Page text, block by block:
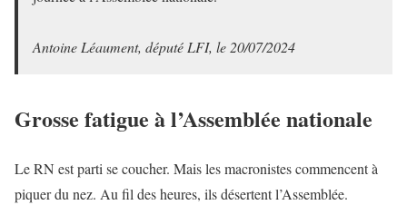
Antoine Léaument, député LFI, le 20/07/2024
Grosse fatigue à l’Assemblée nationale
Le RN est parti se coucher. Mais les macronistes commencent à
piquer du nez. Au fil des heures, ils désertent l’Assemblée.